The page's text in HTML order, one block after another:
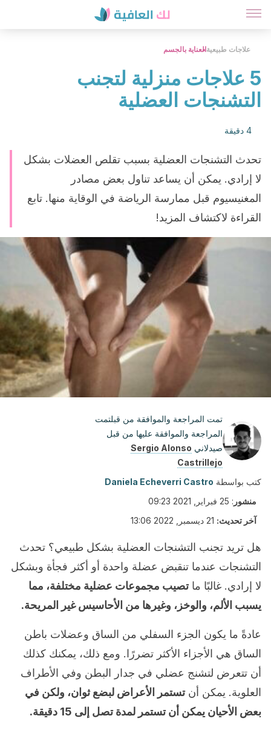
علاجات طبيعيةالعناية بالجسم
5 علاجات منزلية لتجنب
التشنجات العضلية
4 دقيقة
تحدث التشنجات العضلية بسبب تقلص العضلات بشكل
لا إرادي. يمكن أن يساعد تناول بعض مصادر
المغنيسيوم قبل ممارسة الرياضة في الوقاية منها. تابع
القراءة لاكتشاف المزيد!
تمت المراجعة والموافقة من قبلتمت
المراجعة والموافقة عليها من قبل
صيدلاني Sergio Alonso
Castrillejo
كتب بواسطة Daniela Echeverri Castro
منشور : 25 فبراير, 2021 09:23
آخر تحديث: 21 ديسمبر, 2022 13:06
هل تريد تجنب التشنجات العضلية بشكل طبيعي؟ تحدث
التشنجات عندما تنقبض عضلة واحدة أو أكثر فجأة وبشكل
لا إرادي. غالبًا ماتصيب مجموعات عضلية مختلفة، مما
يسبب الألم، والوخز، وغيرها من الأحاسيس غير المريحة.
عادةً ما يكون الجزء السفلي من الساق وعضلات باطن
الساق هي الأجزاء الأكثر تضررًا. ومع ذلك، يمكنك كذلك
أن تتعرض لتشنج عضلي في جدار البطن وفي الأطراف
العلوية. يمكن أنتستمر الأعراض لبضع ثوان، ولكن في
بعض الأحيان يمكن أن تستمر لمدة تصل إلى 15 دقيقة.